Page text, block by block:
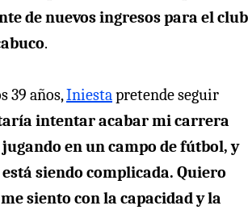
de nuevos ingresos para el club
.
39 años,Iniestapretende seguir
intentar acabar mi carrera
en un campo de fútbol, y
siendo complicada. Quiero
siento con la capacidad y la